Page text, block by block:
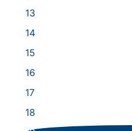
13
14
15
16
17
18